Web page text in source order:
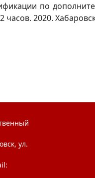
по
2020.
Владимировна
ул.